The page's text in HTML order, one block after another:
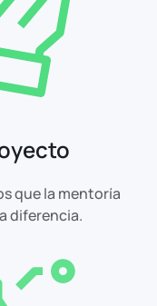
que la mentoría
diferencia.